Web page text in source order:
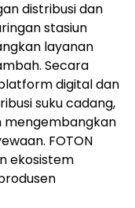
distribusi dan
stasiun
layanan
Secara
digital dan
suku cadang,
FOTON
ekosistem